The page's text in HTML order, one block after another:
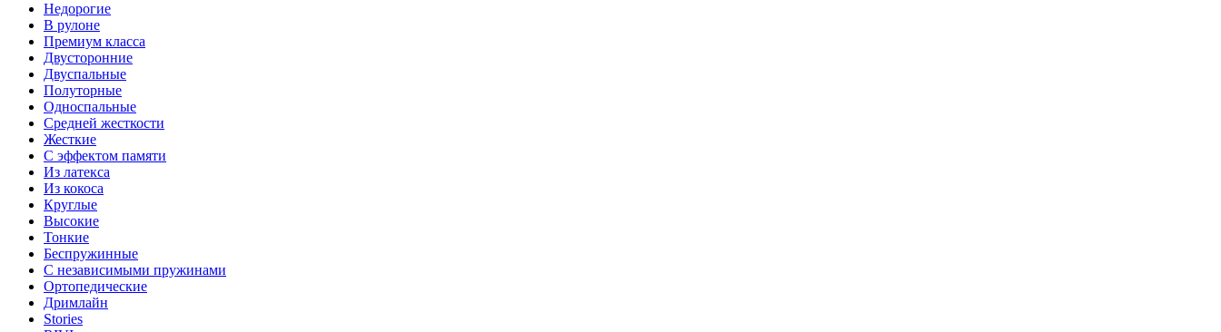
Недорогие
В рулоне
Премиум класса
Двусторонние
Двуспальные
Полуторные
Односпальные
Средней жесткости
Жесткие
С эффектом памяти
Из латекса
Из кокоса
Круглые
Высокие
Тонкие
Беспружинные
С независимыми пружинами
Ортопедические
Дримлайн
Stories